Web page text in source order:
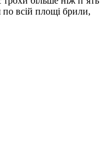
всій площі брили,